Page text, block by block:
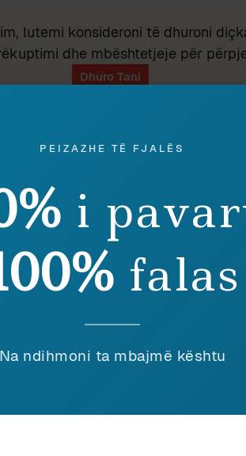
lutemi konsideroni të dhuroni
dhe mbështetjeje për
dhe studiuesi i gjuhës shqipe Ardian
dhe njëherazi anëtar i jashtëm i
një nga themeluesit dhe botuesit e revistës
PEIZAZHE TË FJALËS
i
falas
Na ndihmoni ta mbajmë kështu